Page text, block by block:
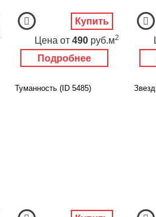
Подробнее
Цена от 490 руб.м2
Купить
Туманность (ID 5485)